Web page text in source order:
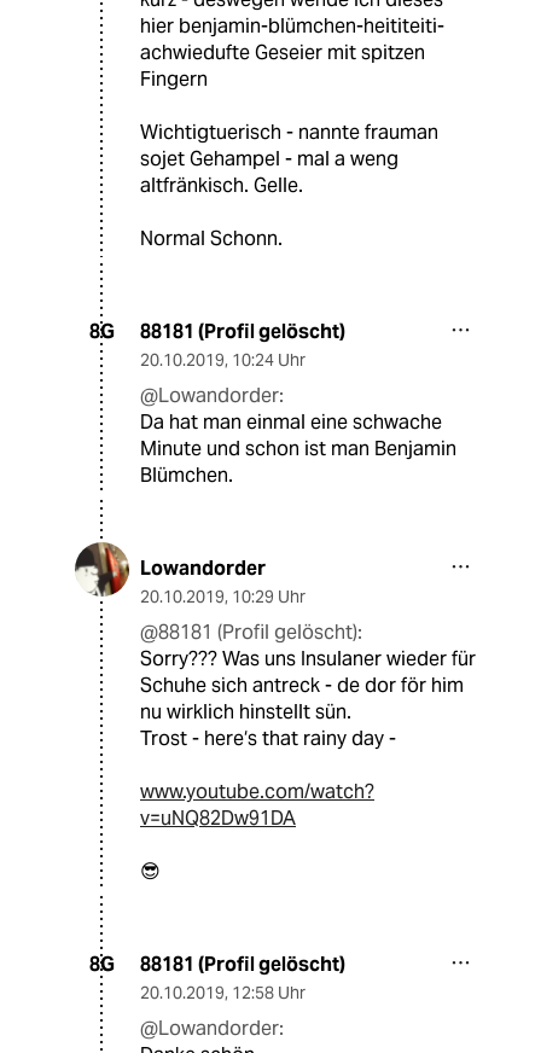
hier benjamin-blümchen-heititeiti-
achwiedufte Geseier mit spitzen
Fingern
Wichtigtuerisch - nannte frauman
sojet Gehampel - mal a weng
altfränkisch. Gelle.
Normal Schonn.
8G 88181 (Profil gelöscht)
20.10.2019, 10:24 Uhr
@Lowandorder:
Da hat man einmal eine schwache
Minute und schon ist man Benjamin
Blümchen.
Lowandorder
20.10.2019, 10:29 Uhr
@88181 (Profil gelöscht):
Sorry??? Was uns Insulaner wieder für
Schuhe sich antreck - de dor för him
nu wirklich hinstellt sün.
Trost - here‘s that rainy day -
www.youtube.com/watch?
v=uNQ82Dw91DA
😎
8G 88181 (Profil gelöscht)
20.10.2019, 12:58 Uhr
@Lowandorder: